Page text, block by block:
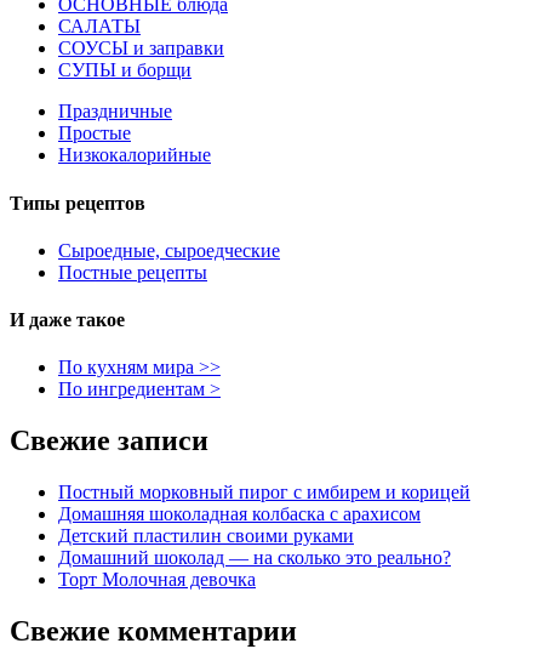
ОСНОВНЫЕ блюда
САЛАТЫ
СОУСЫ и заправки
СУПЫ и борщи
Праздничные
Простые
Низкокалорийные
Типы рецептов
Сыроедные, сыроедческие
Постные рецепты
И даже такое
По кухням мира >>
По ингредиентам >
Свежие записи
Постный морковный пирог с имбирем и корицей
Домашняя шоколадная колбаска с арахисом
Детский пластилин своими руками
Домашний шоколад — на сколько это реально?
Торт Молочная девочка
Свежие комментарии